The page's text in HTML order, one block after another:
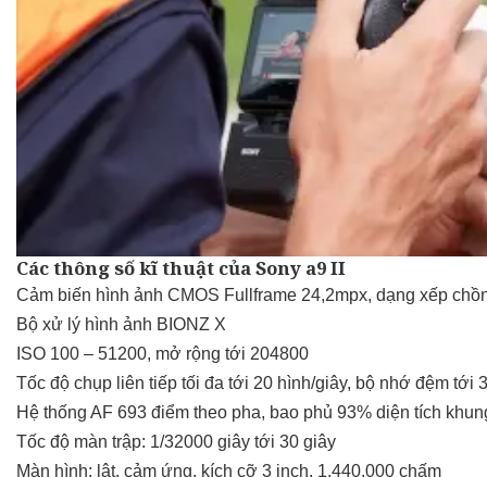
Các thông số kĩ thuật của Sony a9 II
Cảm biến hình ảnh CMOS Fullframe 24,2mpx, dạng xếp
Bộ xử lý hình ảnh BIONZ X
ISO 100 – 51200, mở rộng tới 204800
Tốc độ chụp liên tiếp tối đa tới 20 hình/giây, bộ nhớ đệm tới
Hệ thống AF 693 điểm theo pha, bao phủ 93% diện tích
Tốc độ màn trập: 1/32000 giây tới 30 giây
Màn hình: lật, cảm ứng, kích cỡ 3 inch, 1.440.000 chấm